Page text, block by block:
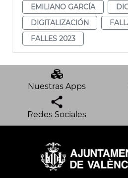
EMILIANO GARCÍA
DIGITALIZACIÓN
FALLES 2023
Nuestras Apps
Redes Sociales